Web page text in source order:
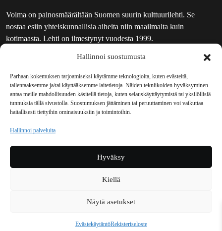
Hallinnoi suostumusta
Parhaan kokemuksen tarjoamiseksi käytämme teknologioita, kuten evästeitä,
tallentaaksemme ja/tai käyttääksemme laitetietoja. Näiden tekniikoiden hyväksyminen
antaa meille mahdollisuuden käsitellä tietoja, kuten selauskäyttäytymistä tai yksilöllisiä
tunnuksia tällä sivustolla. Suostumuksen jättäminen tai peruuttaminen voi vaikuttaa
haitallisesti tiettyihin ominaisuuksiin ja toimintoihin.
Hallinnoi palveluita
Hyväksy
Kiellä
Näytä asetukset
EvästekäytäntöRekisteriseloste
Voima on painosmäärältään Suomen suurin kulttuurilehti. Se
nostaa esiin yhteiskunnallisia aiheita niin maailmalta kuin
kotimaasta. Lehti on ilmestynyt vuodesta 1999.
UUTISKIRJE
MAINOSTAJILLE
VASTAMAINOKSET
JAKELUPAIKAT
REKISTERISELOSTE
TILAUKSEN PERUUTUSPYYNTÖ
TILAUSOHJEET JA -EHDOT